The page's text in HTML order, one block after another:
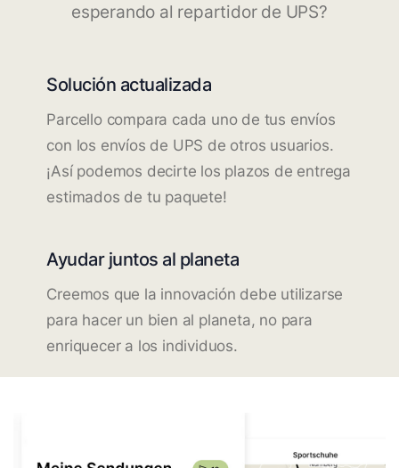
esperando al repartidor de UPS?
Solución actualizada
Parcello compara cada uno de tus envíos
con los envíos de UPS de otros usuarios.
¡Así podemos decirte los plazos de entrega
estimados de tu paquete!
Ayudar juntos al planeta
Creemos que la innovación debe utilizarse
para hacer un bien al planeta, no para
enriquecer a los individuos.